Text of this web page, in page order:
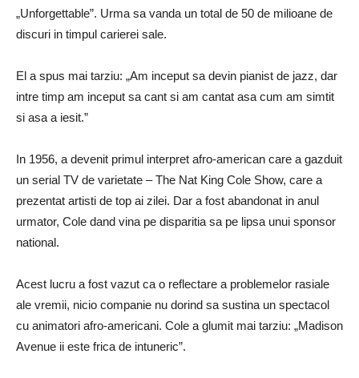
„Unforgettable”. Urma sa vanda un total de 50 de milioane de
discuri in timpul carierei sale.
El a spus mai tarziu: „Am inceput sa devin pianist de jazz, dar
intre timp am inceput sa cant si am cantat asa cum am simtit
si asa a iesit.”
In 1956, a devenit primul interpret afro-american care a gazduit
un serial TV de varietate – The Nat King Cole Show, care a
prezentat artisti de top ai zilei. Dar a fost abandonat in anul
urmator, Cole dand vina pe disparitia sa pe lipsa unui sponsor
national.
Acest lucru a fost vazut ca o reflectare a problemelor rasiale
ale vremii, nicio companie nu dorind sa sustina un spectacol
cu ​​animatori afro-americani. Cole a glumit mai tarziu: „Madison
Avenue ii este frica de intuneric”.